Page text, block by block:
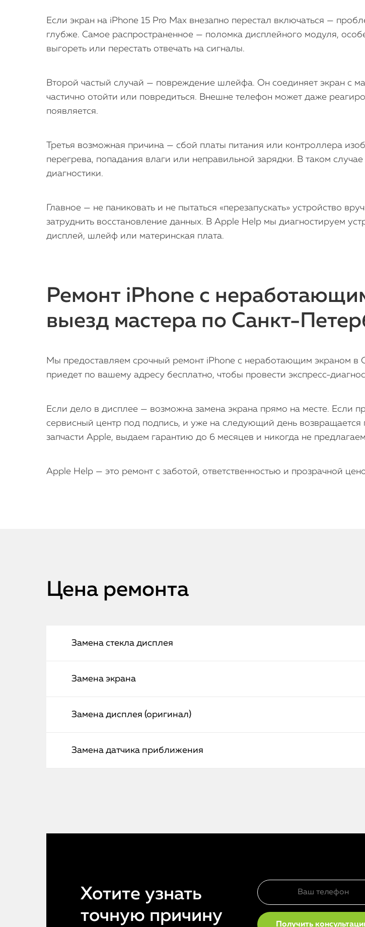
Если экран на iPhone 15 Pro Max внезапно перестал включаться —
глубже. Самое распространенное — поломка дисплейного модуля,
выгореть или перестать отвечать на сигналы.
Второй частый случай — повреждение шлейфа. Он соединяет экран с
частично отойти или повредиться. Внешне телефон может даже
появляется.
Третья возможная причина — сбой платы питания или контроллера
перегрева, попадания влаги или неправильной зарядки. В таком
диагностики.
Главное — не паниковать и не пытаться «перезапускать» устройство
затруднить восстановление данных. В Apple Help мы диагностируем
дисплей, шлейф или материнская плата.
Ремонт iPhone с
выезд мастера по Санкт-
Мы предоставляем срочный ремонт iPhone с неработающим экраном в
приедет по вашему адресу бесплатно, чтобы провести экспресс-
Если дело в дисплее — возможна замена экрана прямо на месте. Если
сервисный центр под подпись, и уже на следующий день
запчасти Apple, выдаем гарантию до 6 месяцев и никогда не
Apple Help — это ремонт с заботой, ответственностью и прозрачной
Цена ремонта
Замена стекла дисплея
Замена экрана
Замена дисплея (оригинал)
Замена датчика приближения
Хотите узнать
точную причину